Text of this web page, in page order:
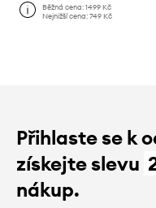
Běžná cena:1499 Kč
Nejnižší cena:749 Kč
Přihlaste se k
získejte slevu
nákup.